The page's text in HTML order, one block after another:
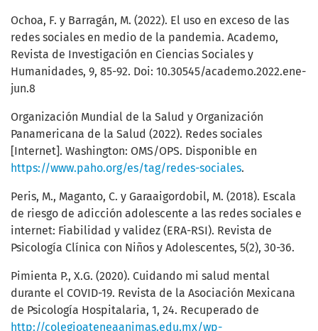
Ochoa, F. y Barragán, M. (2022). El uso en exceso de las
redes sociales en medio de la pandemia. Academo,
Revista de Investigación en Ciencias Sociales y
Humanidades, 9, 85-92. Doi: 10.30545/academo.2022.ene-
jun.8
Organización Mundial de la Salud y Organización
Panamericana de la Salud (2022). Redes sociales
[Internet]. Washington: OMS/OPS. Disponible en
https://www.paho.org/es/tag/redes-sociales.
Peris, M., Maganto, C. y Garaaigordobil, M. (2018). Escala
de riesgo de adicción adolescente a las redes sociales e
internet: Fiabilidad y validez (ERA-RSI). Revista de
Psicología Clínica con Niños y Adolescentes, 5(2), 30-36.
Pimienta P., X.G. (2020). Cuidando mi salud mental
durante el COVID-19. Revista de la Asociación Mexicana
de Psicología Hospitalaria, 1, 24. Recuperado de
http://colegioateneaanimas.edu.mx/wp-